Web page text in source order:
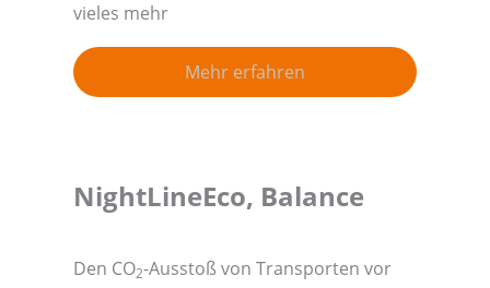
vieles mehr
Mehr erfahren
NightLineEco, Balance
Den CO2-Ausstoß von Transporten vor